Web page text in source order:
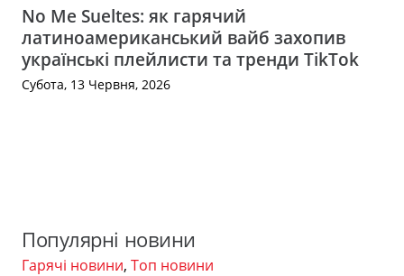
No Me Sueltes: як гарячий
латиноамериканський вайб захопив
українські плейлисти та тренди TikTok
Субота, 13 Червня, 2026
Популярні новини
Гарячі новини, Топ новини